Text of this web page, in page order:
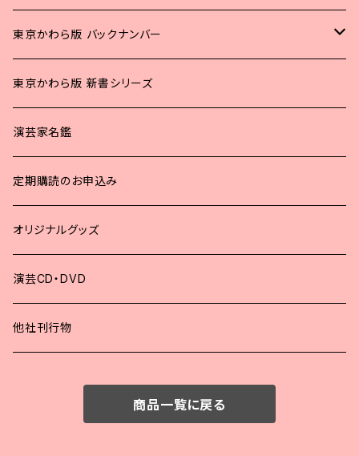
東京かわら版 バックナンバー
2025年
2024年
2023年
2022年
2021年
2020年
東京かわら版 新書シリーズ
演芸家名鑑
定期購読のお申込み
オリジナルグッズ
演芸CD・DVD
他社刊行物
商品一覧に戻る